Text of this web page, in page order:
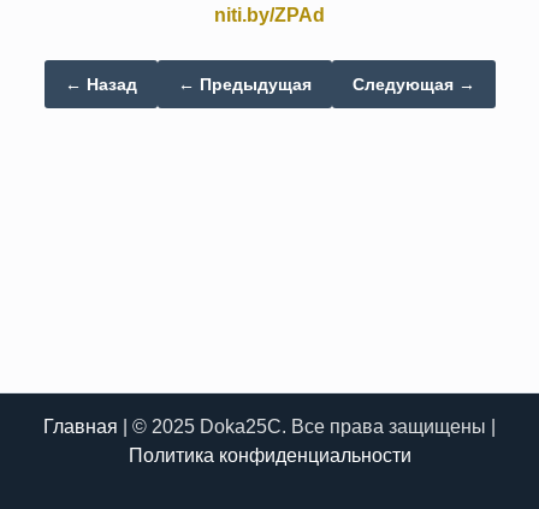
niti.by/ZPAd
← Назад ← Предыдущая Следующая →
Главная | © 2025 Doka25C. Все права защищены |
Политика конфиденциальности